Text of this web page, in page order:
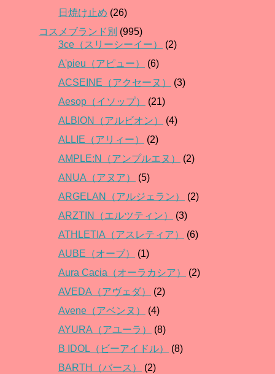
日焼け止め (26)
コスメブランド別 (995)
3ce（スリーシーイー）
(2)
A'pieu（アピュー）
(6)
ACSEINE（アクセーヌ）
(3)
Aesop（イソップ）
(21)
ALBION（アルビオン）
(4)
ALLIE（アリィー）
(2)
AMPLE:N（アンプルエヌ）
(2)
ANUA（アヌア）
(5)
ARGELAN（アルジェラン）
(2)
ARZTIN（エルツティン）
(3)
ATHLETIA（アスレティア）
(6)
AUBE（オーブ）
(1)
Aura Cacia（オーラカシア）
(2)
AVEDA（アヴェダ）
(2)
Avene（アベンヌ）
(4)
AYURA（アユーラ）
(8)
B IDOL（ビーアイドル）
(8)
BARTH（バース）
(2)